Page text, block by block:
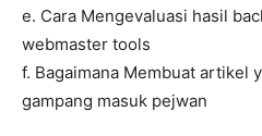
e. Cara Mengevaluasi hasil
webmaster tools
f. Bagaimana Membuat artikel
gampang masuk pejwan